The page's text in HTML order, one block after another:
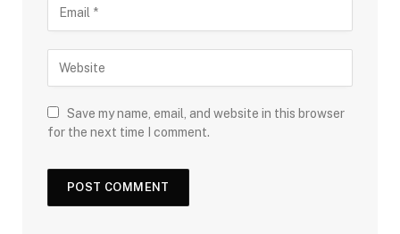
Save my name, email, and website in this browser
for the next time I comment.